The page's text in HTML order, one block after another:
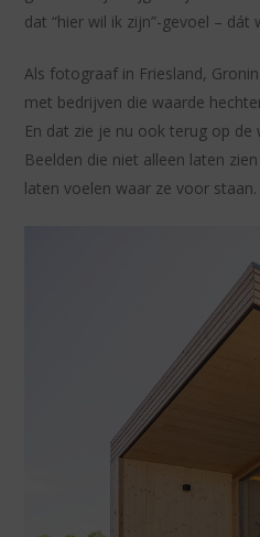
dat “hier wil ik zijn”-gevoel – dát
Als fotograaf in Friesland,
met bedrijven die waarde
En dat zie je nu ook terug op de
Beelden die niet alleen laten
laten voelen waar ze voor staan.